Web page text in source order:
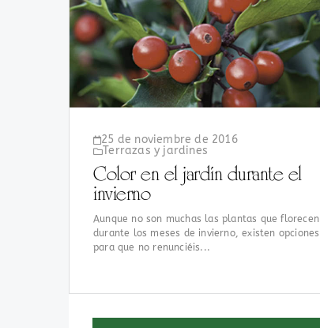
25 de noviembre de 2016
Terrazas y jardines
Color en el jardín durante el
invierno
Aunque no son muchas las plantas que florecen
durante los meses de invierno, existen opciones
para que no renunciéis...